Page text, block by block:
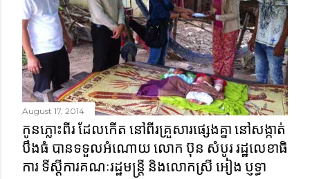
August 17, 2014
កូនភ្លោះពីរ ដែលកើត នៅពីរគ្រួសារផ្សេងគ្នា នៅសង្កាត់
បឹងធំ បានទទួលអំណោយ លោក ប៊ុន សំបូរ រដ្ឋលេខាធិ
ការ ទីស្តីការគណៈរដ្ឋមន្ត្រី និងលោកស្រី អៀង ប្ញទ្ធា